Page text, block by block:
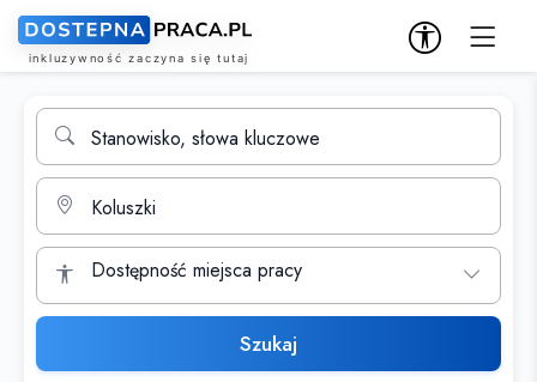
Wyszukiwarka ofert pracy
Stanowisko, słowa kluczowe
Miasto
Dostępność miejsca pracy
Szukaj